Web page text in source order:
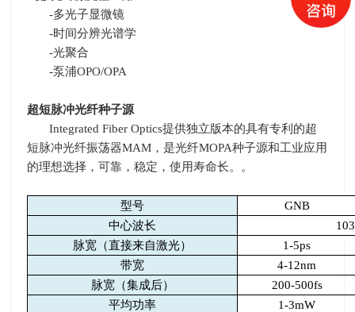
-多光子显微镜
-时间分辨光谱学
-光聚合
-泵浦OPO/OPA
超短脉冲光纤种子源
Integrated Fiber Optics提供独立版本的具有专利的超
短脉冲光纤振荡器MAM ，是光纤MOPA种子源和工业应用
的理想选择，可靠，稳定，使用寿命长。。
型号
GNB
中心波长
脉宽（直接来自激光）
1-5ps
带宽
4-12nm
脉宽（集成后）
200-500fs
平均功率
1-3mW